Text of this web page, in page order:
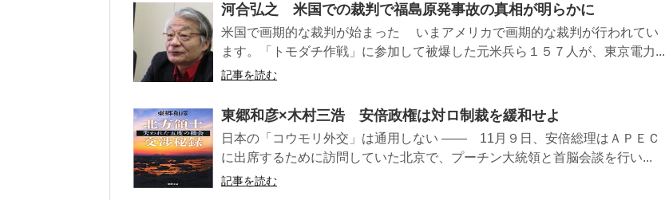
河合弘之 米国での裁判で福島原発事故の真相が明らかに
米国で画期的な裁判が始まった いまアメリカで画期的な裁判が行われてい
ます。「トモダチ作戦」に参加して被爆した元米兵ら１５７人が、東京電力...
記事を読む
東郷和彦×木村三浩 安倍政権は対ロ制裁を緩和せよ
日本の「コウモリ外交」は通用しない ―― 11月９日、安倍総理はＡＰＥＣ
に出席するために訪問していた北京で、プーチン大統領と首脳会談を行い...
記事を読む